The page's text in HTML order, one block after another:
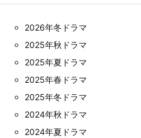
2026年冬ドラマ
2025年秋ドラマ
2025年夏ドラマ
2025年春ドラマ
2025年冬ドラマ
2024年秋ドラマ
2024年夏ドラマ